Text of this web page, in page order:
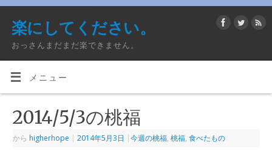
楽にしてください。
おっさんまだまだ楽できません。
メニュー
2014/5/3の桃福
から higherhope | 2014年5月3日 |今週の桃福,桃福,食べたもの